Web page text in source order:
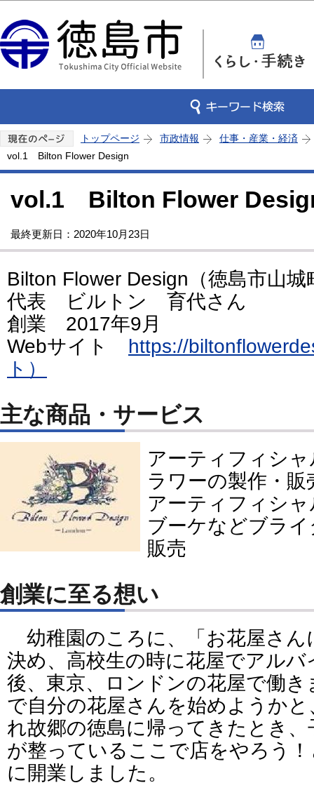
トップページ 市政情報
仕事・産業・経済
vol.1 Bilton Flower Design
vol.1 Bilton Flower
最終更新日：2020年10月23日
Bilton Flower Design（徳島市山
代表 ビルトン 育代さん
創業 2017年9月
Webサイト
https://
ト）
主な商品・サービス
アーティフィシ
ラワーの製作・販
アーティフィシ
ブーケなどブラ
販売
創業に至る想い
幼稚園のころに、「お花屋さん
決め、高校生の時に花屋でアルバ
後、東京、ロンドンの花屋で働
で自分の花屋さんを始めようか
れ故郷の徳島に帰ってきたとき、
が整っているここで店をやろう
に開業しました。